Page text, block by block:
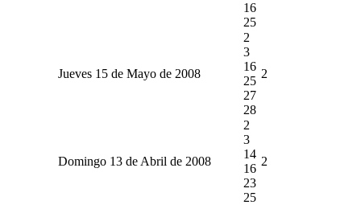
16
25
Jueves 15 de Mayo de 2008
2
3
16
25
27
28
2
Domingo 13 de Abril de 2008
2
3
14
16
23
25
2